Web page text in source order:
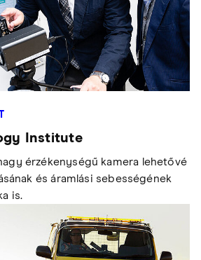
Institute
érzékenységű kamera lehetővé
és áramlási sebességének
is.